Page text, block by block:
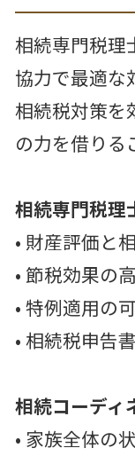
相続専門税理
協力で最適な
相続税対策を
の力を借りる
相続専門税理
• 財産評価と
• 節税効果の
• 特例適用の
• 相続税申告
相続コーディ
• 家族全体の